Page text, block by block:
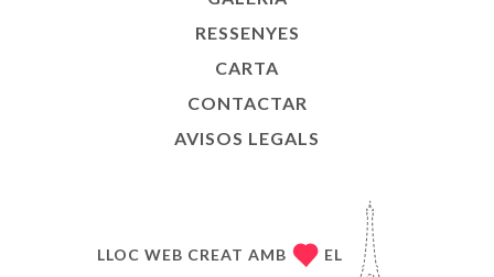
RESSENYES
CARTA
CONTACTAR
AVISOS LEGALS
LLOC WEB CREAT AMB EL